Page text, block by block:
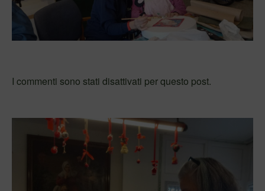
I commenti sono stati disattivati per questo post.